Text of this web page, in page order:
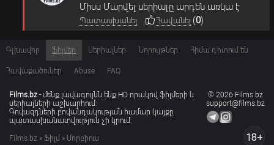
Պատասխանել Հավանել (0)
Միսս Մարվել սերիալը արդեն առկա է
Գլխավոր Ֆիլմեր Սերիալներ Նորույթներ Հիմա դիտում են
Հավաքածուներ Abuse FAQ
© 2026 Films.bz
support@films.bz
18+
Films.bz - մենք լավագույնն ենք HD որակով ֆիլմերի և
սերիալների աշխարհում:
Գովազդների բովանդակության համար կայքը
պատասխանատվություն չի կրում:
Films.bz » Ֆիլմ» Մորբիուս